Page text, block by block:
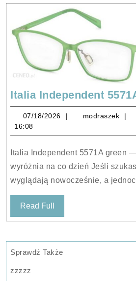
Italia Independent
07/18/2026 07/18/2026
modraszek
16:08
wyróżnia na co dzień Jeśli
wyglądają nowocześnie, a
Read Full
Full
Sprawdź Także
zzzzz